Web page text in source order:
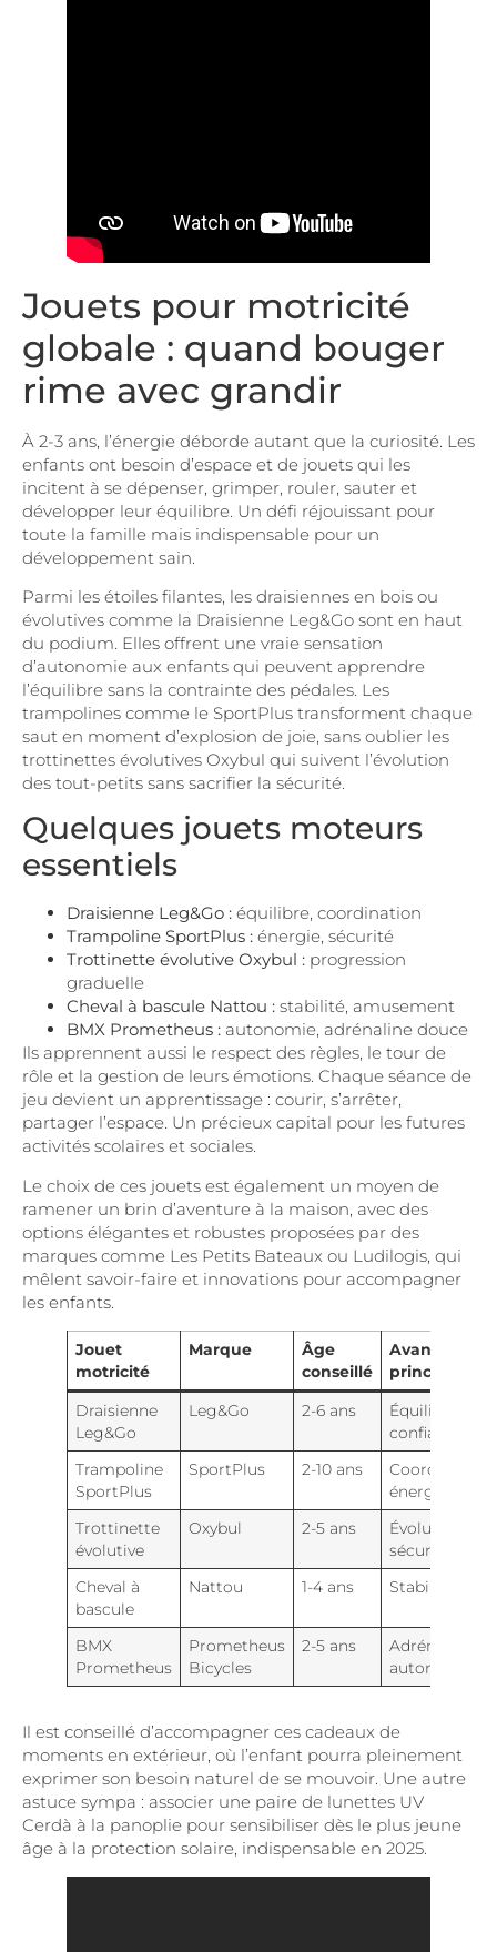
Jouets pour motricité
globale : quand bouger
rime avec grandir
À 2-3 ans, l’énergie déborde autant que la curiosité. Les
enfants ont besoin d’espace et de jouets qui les
incitent à se dépenser, grimper, rouler, sauter et
développer leur équilibre. Un défi réjouissant pour
toute la famille mais indispensable pour un
développement sain.
Parmi les étoiles filantes, les draisiennes en bois ou
évolutives comme la Draisienne Leg&Go sont en haut
du podium. Elles offrent une vraie sensation
d’autonomie aux enfants qui peuvent apprendre
l’équilibre sans la contrainte des pédales. Les
trampolines comme le SportPlus transforment chaque
saut en moment d’explosion de joie, sans oublier les
trottinettes évolutives Oxybul qui suivent l’évolution
des tout-petits sans sacrifier la sécurité.
Quelques jouets moteurs
essentiels
Draisienne Leg&Go : équilibre, coordination
Trampoline SportPlus : énergie, sécurité
Trottinette évolutive Oxybul : progression
graduelle
Cheval à bascule Nattou : stabilité, amusement
BMX Prometheus : autonomie, adrénaline douce
Ils apprennent aussi le respect des règles, le tour de
rôle et la gestion de leurs émotions. Chaque séance de
jeu devient un apprentissage : courir, s’arrêter,
partager l’espace. Un précieux capital pour les futures
activités scolaires et sociales.
Le choix de ces jouets est également un moyen de
ramener un brin d’aventure à la maison, avec des
options élégantes et robustes proposées par des
marques comme Les Petits Bateaux ou Ludilogis, qui
mêlent savoir-faire et innovations pour accompagner
les enfants.
Jouet
motricité
Marque
Âge
conseillé
Avantage
principal
Draisienne
Leg&Go
Leg&Go 2-6 ans
Équilibre,
confiance
Trampoline
SportPlus
SportPlus 2-10 ans
Coordination,
énergie
Trottinette
évolutive
Oxybul 2-5 ans
Évolution,
sécurité
Cheval à
bascule
Nattou 1-4 ans Stabilité, fun
BMX
Prometheus
Prometheus
Bicycles
2-5 ans
Adrénaline,
autonomie
Il est conseillé d’accompagner ces cadeaux de
moments en extérieur, où l’enfant pourra pleinement
exprimer son besoin naturel de se mouvoir. Une autre
astuce sympa : associer une paire de lunettes UV
Cerdà à la panoplie pour sensibiliser dès le plus jeune
âge à la protection solaire, indispensable en 2025.